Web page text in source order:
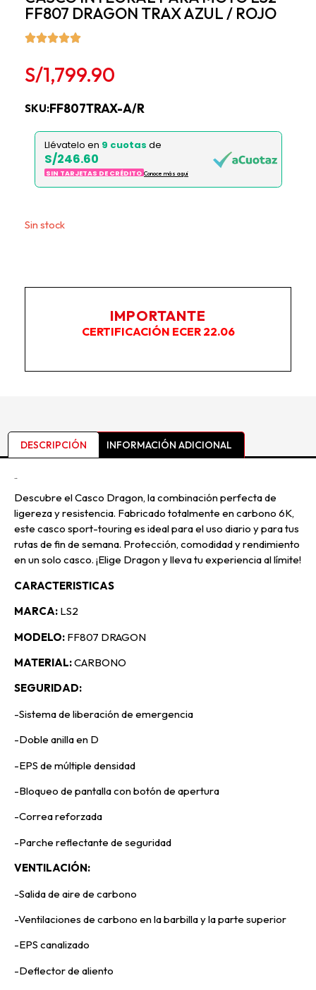
FF807 DRAGON TRAX AZUL / ROJO
S/1,799.90
SKU:FF807TRAX-A/R
Llévatelo en 9 cuotas de
S/246.60
SIN TARJETAS DE CRÉDITO Conoce más aqui
existencias.
IMPORTANTE
CERTIFICACIÓN ECER 22.06
DESCRIPCIÓN INFORMACIÓN ADICIONAL
Descubre el Casco Dragon, la combinación perfecta de
ligereza y resistencia. Fabricado totalmente en carbono 6K,
este casco sport-touring es ideal para el uso diario y para tus
rutas de fin de semana. Protección, comodidad y rendimiento
en un solo casco. ¡Elige Dragon y lleva tu experiencia al límite!
CARACTERISTICAS
MARCA: LS2
MODELO: FF807 DRAGON
MATERIAL:CARBONO
SEGURIDAD:
-Sistema de liberación de emergencia
-Doble anilla en D
-EPS de múltiple densidad
-Bloqueo de pantalla con botón de apertura
-Correa reforzada
-Parche reflectante de seguridad
VENTILACIÓN:
-Salida de aire de carbono
-Ventilaciones de carbono en la barbilla y la parte superior
-EPS canalizado
-Deflector de aliento